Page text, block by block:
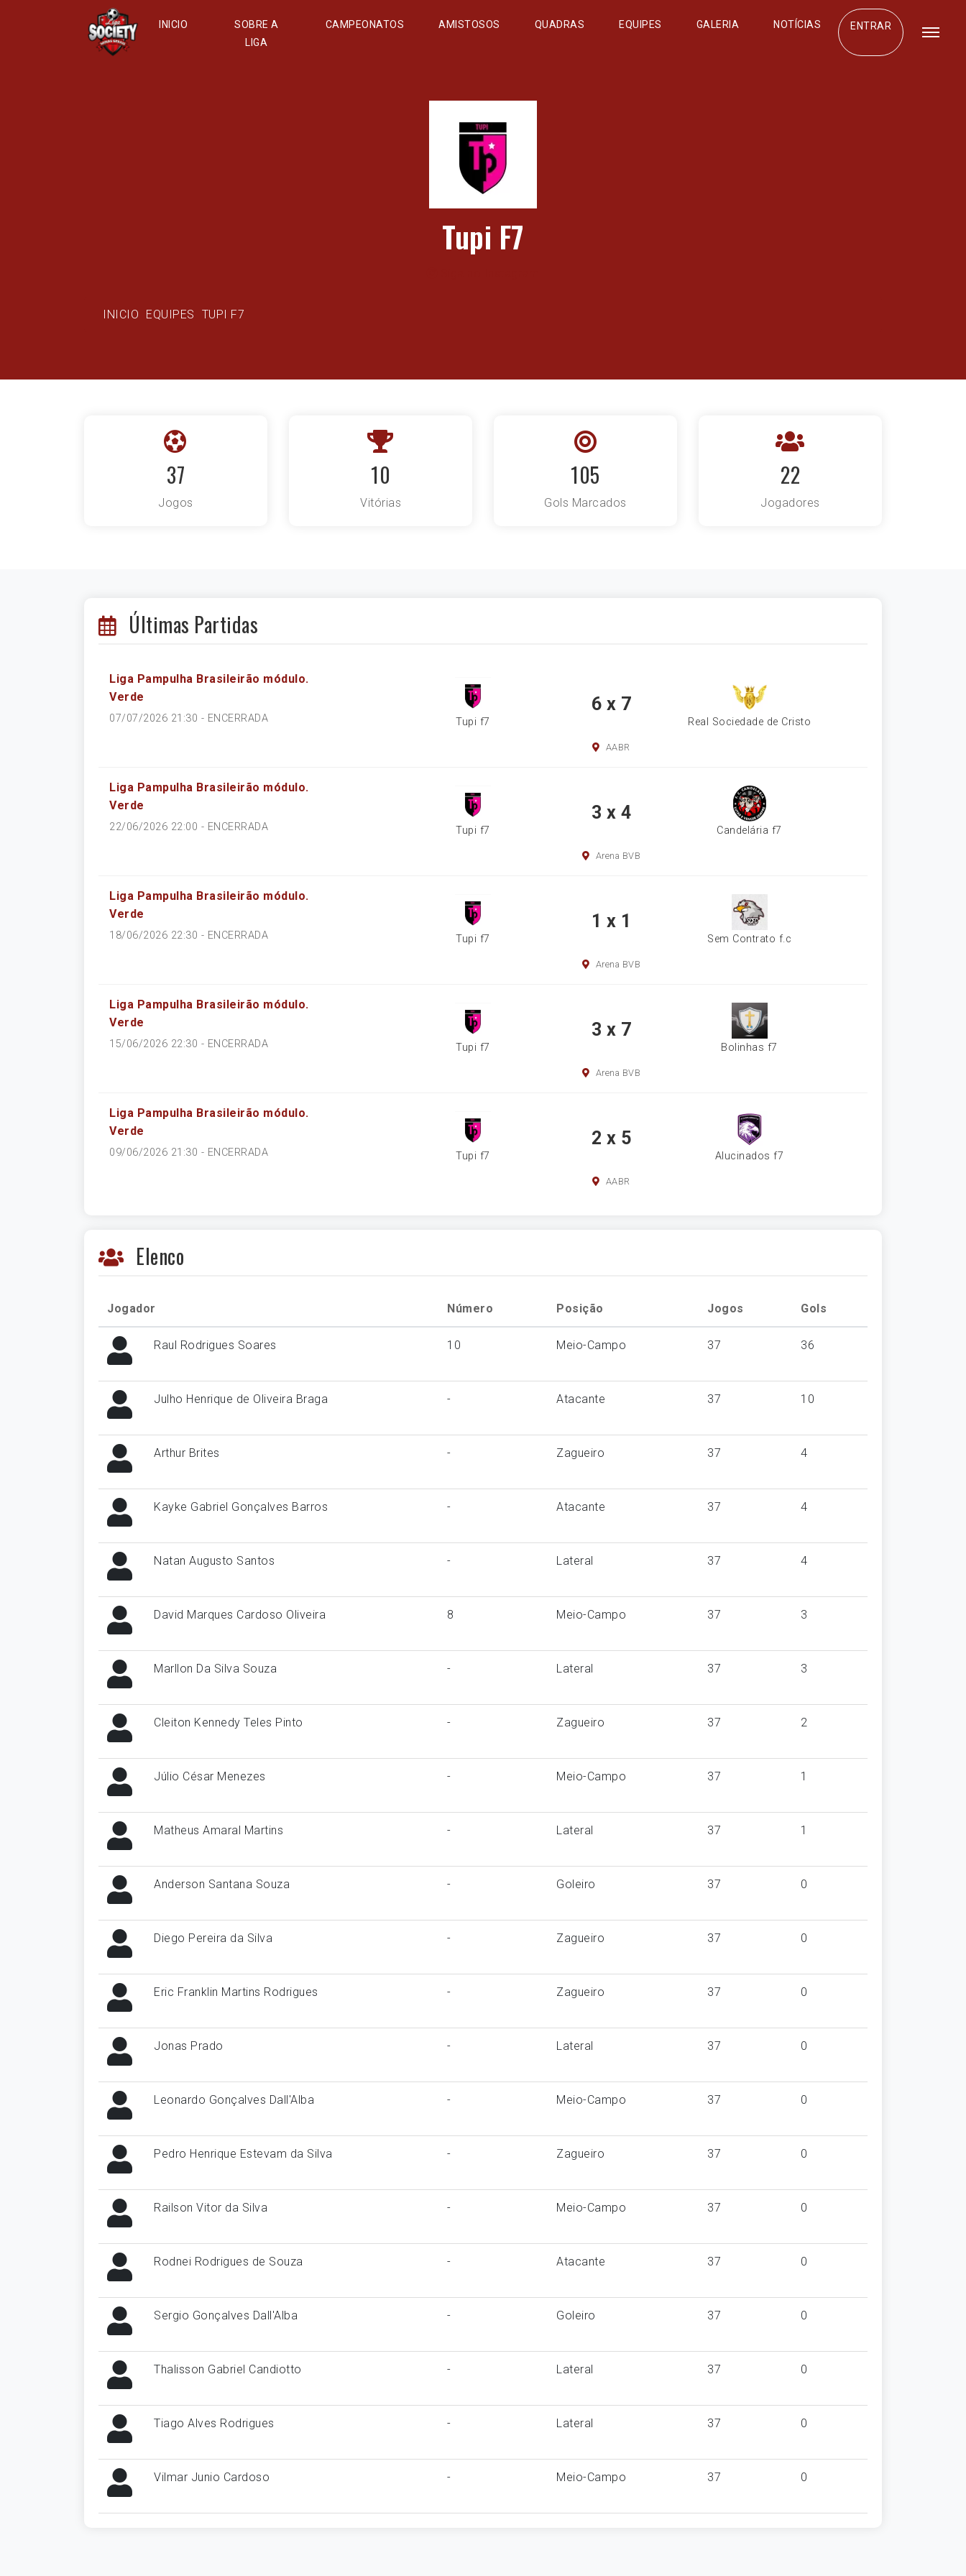
INICIO
SOBRE A
LIGA
CAMPEONATOS AMISTOSOS QUADRAS EQUIPES GALERIA NOTÍCIAS ENTRAR
Tupi F7
INICIO EQUIPES TUPI F7
37
Jogos
10
Vitórias
105
Gols Marcados
22
Jogadores
Últimas Partidas
Liga Pampulha Brasileirão módulo.
Verde
07/07/2026 21:30 - ENCERRADA Tupi f7
6 x 7
Real Sociedade de Cristo
AABR
Liga Pampulha Brasileirão módulo.
Verde
22/06/2026 22:00 - ENCERRADA Tupi f7
3 x 4
Candelária f7
Arena BVB
Liga Pampulha Brasileirão módulo.
Verde
18/06/2026 22:30 - ENCERRADA Tupi f7
1 x 1
Sem Contrato f.c
Arena BVB
Liga Pampulha Brasileirão módulo.
Verde
15/06/2026 22:30 - ENCERRADA Tupi f7
3 x 7
Bolinhas f7
Arena BVB
Liga Pampulha Brasileirão módulo.
Verde
09/06/2026 21:30 - ENCERRADA Tupi f7
2 x 5
Alucinados f7
AABR
Elenco
Jogador Número Posição Jogos Gols
Raul Rodrigues Soares 10 Meio-Campo 37 36
Julho Henrique de Oliveira Braga - Atacante 37 10
Arthur Brites - Zagueiro 37 4
Kayke Gabriel Gonçalves Barros - Atacante 37 4
Natan Augusto Santos - Lateral 37 4
David Marques Cardoso Oliveira 8 Meio-Campo 37 3
Marllon Da Silva Souza - Lateral 37 3
Cleiton Kennedy Teles Pinto - Zagueiro 37 2
Júlio César Menezes - Meio-Campo 37 1
Matheus Amaral Martins - Lateral 37 1
Anderson Santana Souza - Goleiro 37 0
Diego Pereira da Silva - Zagueiro 37 0
Eric Franklin Martins Rodrigues - Zagueiro 37 0
Jonas Prado - Lateral 37 0
Leonardo Gonçalves Dall'Alba - Meio-Campo 37 0
Pedro Henrique Estevam da Silva - Zagueiro 37 0
Railson Vitor da Silva - Meio-Campo 37 0
Rodnei Rodrigues de Souza - Atacante 37 0
Sergio Gonçalves Dall'Alba - Goleiro 37 0
Thalisson Gabriel Candiotto - Lateral 37 0
Tiago Alves Rodrigues - Lateral 37 0
Vilmar Junio Cardoso - Meio-Campo 37 0